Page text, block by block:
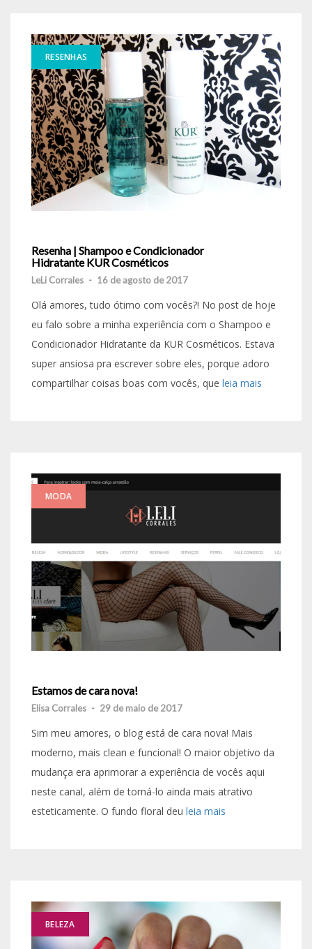
RESENHAS
Resenha | Shampoo e Condicionador
Hidratante KUR Cosméticos
LeLi Corrales - 16 de agosto de 2017
Olá amores, tudo ótimo com vocês?! No post de hoje
eu falo sobre a minha experiência com o Shampoo e
Condicionador Hidratante da KUR Cosméticos. Estava
super ansiosa pra escrever sobre eles, porque adoro
compartilhar coisas boas com vocês, que leia mais
MODA
Estamos de cara nova!
Elisa Corrales - 29 de maio de 2017
Sim meu amores, o blog está de cara nova! Mais
moderno, mais clean e funcional! O maior objetivo da
mudança era aprimorar a experiência de vocês aqui
neste canal, além de torná-lo ainda mais atrativo
esteticamente. O fundo floral deu leia mais
BELEZA